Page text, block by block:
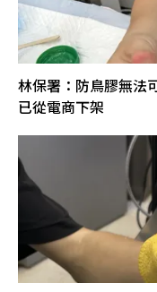
林保署：防鳥膠無法
已從電商下架